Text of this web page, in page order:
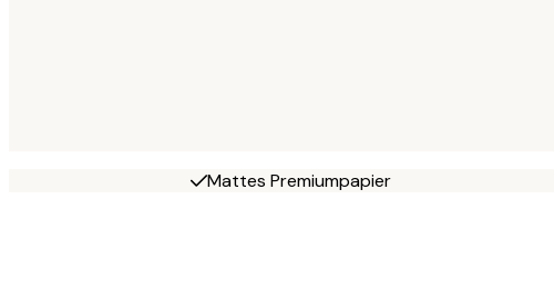
Mattes Premiumpapier